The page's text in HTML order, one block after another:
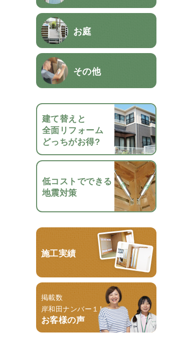
お庭
その他
建て替えと
全面リフォーム
どっちがお得?
低コストでできる
地震対策
施工実績
掲載数
岸和田ナンバー１！
お客様の声